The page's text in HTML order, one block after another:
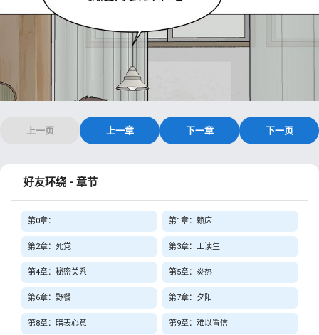
上一页 上一章 下一章 下一页
好友环绕 - 章节
第0章： 第1章：赖床
第2章：死党 第3章：工读生
第4章：秘密关系 第5章：炎热
第6章：野餐 第7章：夕阳
第8章：暗表心意 第9章：难以置信